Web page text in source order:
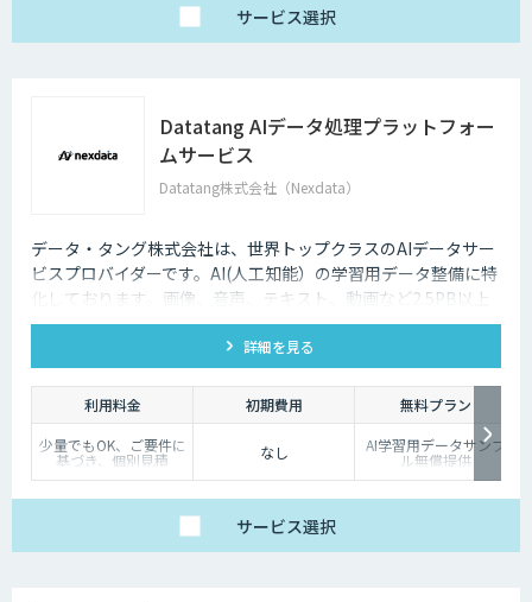
サービス選択
Datatang AIデータ処理プラットフォー
ムサービス
Datatang株式会社（Nexdata）
データ・タング株式会社は、世界トップクラスのAIデータサー
ビスプロバイダーです。AI(人工知能）の学習用データ整備に特
化しております。画像、音声、テキスト、動画など2.5PB以上
のアノテーション済みデータを保持、またカスタマイズデータ
の収集と自動化技術を利用したアノテーションサービスを提供
しております。
詳細を見る
利用料金 初期費用
無料プラン
少量でもOK、ご要件に
基づき、個別見積 なし AI学習用データサンプ
ル無償提供
サービス選択